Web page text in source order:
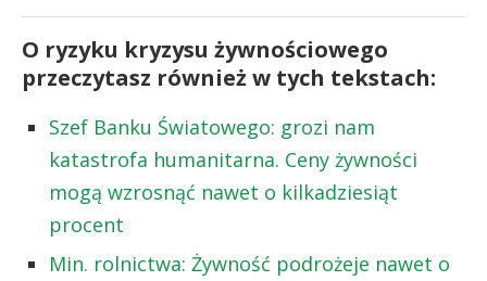
O ryzyku kryzysu żywnościowego
przeczytasz również w tych tekstach:
Szef Banku Światowego: grozi nam
katastrofa humanitarna. Ceny żywności
mogą wzrosnąć nawet o kilkadziesiąt
procent
Min. rolnictwa: Żywność podrożeje nawet o